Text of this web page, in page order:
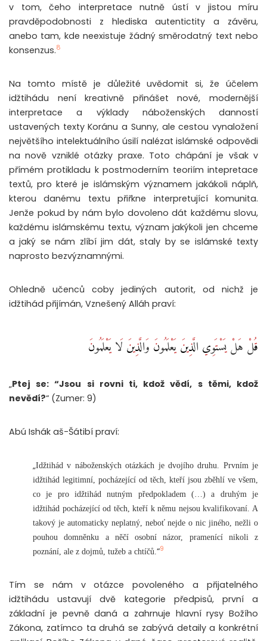
v tom, čeho interpretace nutně ústí v jistou míru
pravděpodobnosti z hlediska autentictity a závěru,
anebo tam, kde neexistuje žádný směrodatný text nebo
konsenzus.8
Na tomto místě je důležité uvědomit si, že účelem
idžtihádu není kreativně přinášet nové, modernější
interpretace a výklady náboženských danností
ustavených texty Koránu a Sunny, ale cestou vynaložení
největšího intelektuálního úsilí nalézat islámské odpovědi
na nově vzniklé otázky praxe. Toto chápání je však v
přímém protikladu k postmoderním teoriím intepretace
textů, pro které je islámským významem jakákoli náplň,
kterou danému textu přiřkne interpretující komunita.
Jenže pokud by nám bylo dovoleno dát každému slovu,
každému islámskému textu, význam jakýkoli jen chceme
a jaký se nám zlíbí jim dát, staly by se islámské texty
naprosto bezvýznamnými.
Ohledně učenců coby jediných autorit, od nichž je
idžtihád přijímán, Vznešený Alláh praví:
قُلْ هَلْ يَسْتَوِي الَّذِينَ يَعْلَمُونَ وَالَّذِينَ لَا يَعْلَمُونَ
„Ptej se: “Jsou si rovni ti, kdož vědí, s těmi, kdož
nevědí?“ (Zumer: 9)
Abú Ishák aš-Šátibí praví:
„Idžtihád v náboženských otázkách je dvojího druhu. Prvním je
idžtihád legitimní, pocházející od těch, kteří jsou zběhlí ve všem,
co je pro idžtihád nutným předpokladem (…) a druhým je
idžtihád pocházející od těch, kteří k němu nejsou kvalifikovaní. A
takový je automaticky neplatný, neboť nejde o nic jiného, nežli o
pouhou domněnku a něčí osobní názor, pramenící nikoli z
poznání, ale z dojmů, tužeb a chtíčů. “9
Tím se nám v otázce povoleného a přijatelného
idžtihádu ustavují dvě kategorie předpisů, první a
základní je pevně daná a zahrnuje hlavní rysy Božího
Zákona, zatímco ta druhá se zabývá detaily a konkrétní